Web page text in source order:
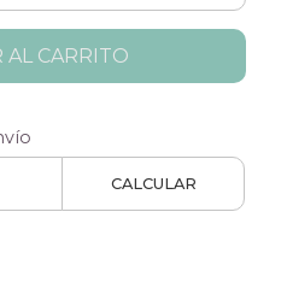
AL CARRITO
CALCULAR